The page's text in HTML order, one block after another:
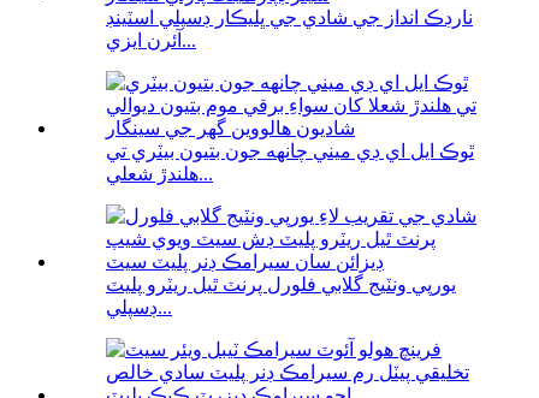
نارڊڪ انداز جي شادي جي ڀليڪار ڊسپلي اسٽينڊ
آئرن ايزي...
ٿوڪ ايل اي ڊي ميني چانهه جون بتيون بيٽري تي
هلندڙ شعلي...
يورپي ونٽيج گلابي فلورل پرنٽ ٿيل ريٽرو پليٽ
ڊسپلي...